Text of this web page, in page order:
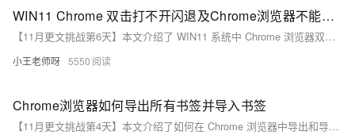
WIN11 Chrome 双击打不开闪退及Chrome浏览器不能拖拽文件crx
【11月更文挑战第6天】本文介绍了 WIN11 系统中 Chrome 浏览器双击打不开闪退及不能拖拽文件 crx 的原因和解决方法。包括浏览器版本过旧、扩展程序冲突、硬件加速问题、缓存过多、安全软件冲突、系统文件损坏、用户配置文件损坏等问题的解决方案，以及 crx 文件的屏蔽、权限问题和文件格式问题的处理方法。
小王老师呀 5550
Chrome浏览器如何导出所有书签并导入书签
【11月更文挑战第4天】本文介绍了如何在 Chrome 浏览器中导出和导入书签。导出时，打开书签管理器，点击“整理”按钮选择“导出书签”，保存为 HTML 文件。导入时，同样打开书签管理器，点击“整理”按钮选择“导入书签”，选择之前导出的 HTML 文件即可。其他主流浏览器也支持导入这种格式的书签文件。